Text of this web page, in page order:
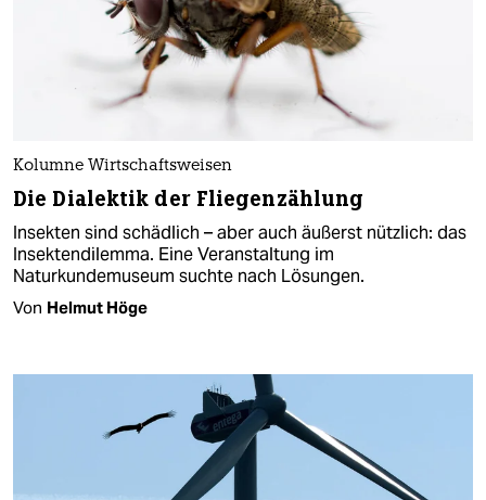
Kolumne Wirtschaftsweisen
Die Dialektik der Fliegenzählung
Insekten sind schädlich – aber auch äußerst nützlich: das
Insektendilemma. Eine Veranstaltung im
Naturkundemuseum suchte nach Lösungen.
Von Helmut Höge